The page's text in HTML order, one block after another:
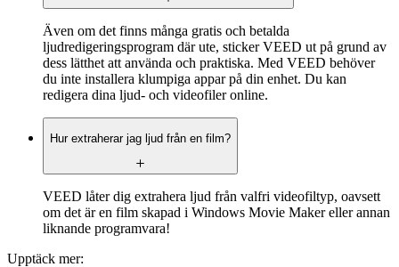
Även om det finns många gratis och betalda
ljudredigeringsprogram där ute, sticker VEED ut på grund av
dess lätthet att använda och praktiska. Med VEED behöver
du inte installera klumpiga appar på din enhet. Du kan
redigera dina ljud- och videofiler online.
Hur extraherar jag ljud från en film?
VEED låter dig extrahera ljud från valfri videofiltyp, oavsett
om det är en film skapad i Windows Movie Maker eller annan
liknande programvara!
Upptäck mer: